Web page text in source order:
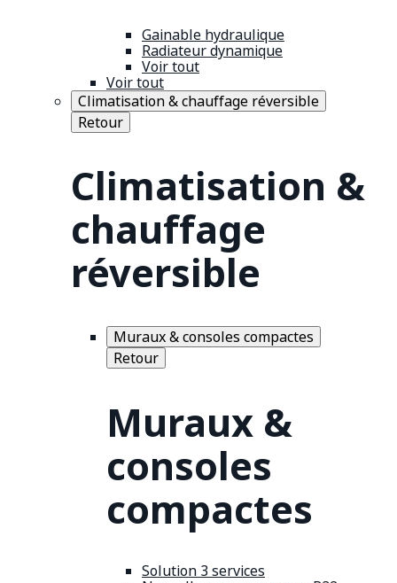
Gainable hydraulique
Radiateur dynamique
Voir tout
Voir tout
Climatisation & chauffage réversible
Retour
Climatisation &
chauffage
réversible
Muraux & consoles compactes
Retour
Muraux &
consoles
compactes
Solution 3 services